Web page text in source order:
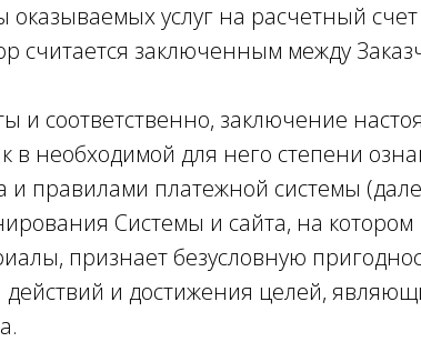
оказываемых услуг на расчетный счет
считается заключенным между
и соответственно, заключение
в необходимой для него степени
и правилами платежной системы
Системы и сайта, на котором
признает безусловную
и достижения целей,